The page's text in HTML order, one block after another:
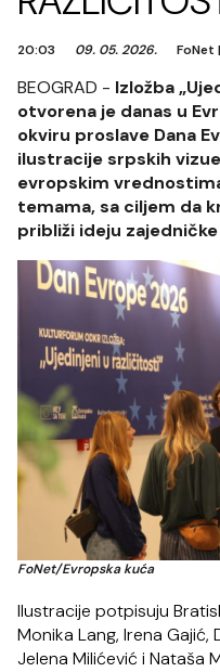
20:03 09. 05. 2026. FoNet |
BEOGRAD - Izložba
otvorena je danas u
okviru proslave Dana
ilustracije srpskih
evropskim
temama, sa ciljem da
približi ideju
FoNet/Evropska kuća
Ilustracije potpisuju
Monika Lang, Irena Gajić,
Jelena Milićević i Nataša